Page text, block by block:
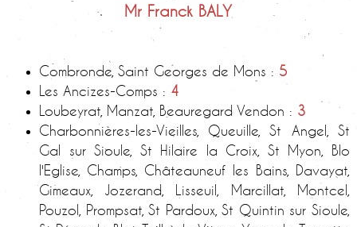
Mr Franck BALY
Combronde, Saint Georges de Mons : 5
Les Ancizes-Comps : 4
Loubeyrat, Manzat, Beauregard Vendon : 3
Charbonnières-les-Vieilles, Queuille, St Angel, St
Gal sur Sioule, St Hilaire la Croix, St Myon, Blo
l'Eglise, Champs, Châteauneuf les Bains, Davayat,
Gimeaux, Jozerand, Lisseuil, Marcillat, Montcel,
Pouzol, Prompsat, St Pardoux, St Quintin sur Sioule,